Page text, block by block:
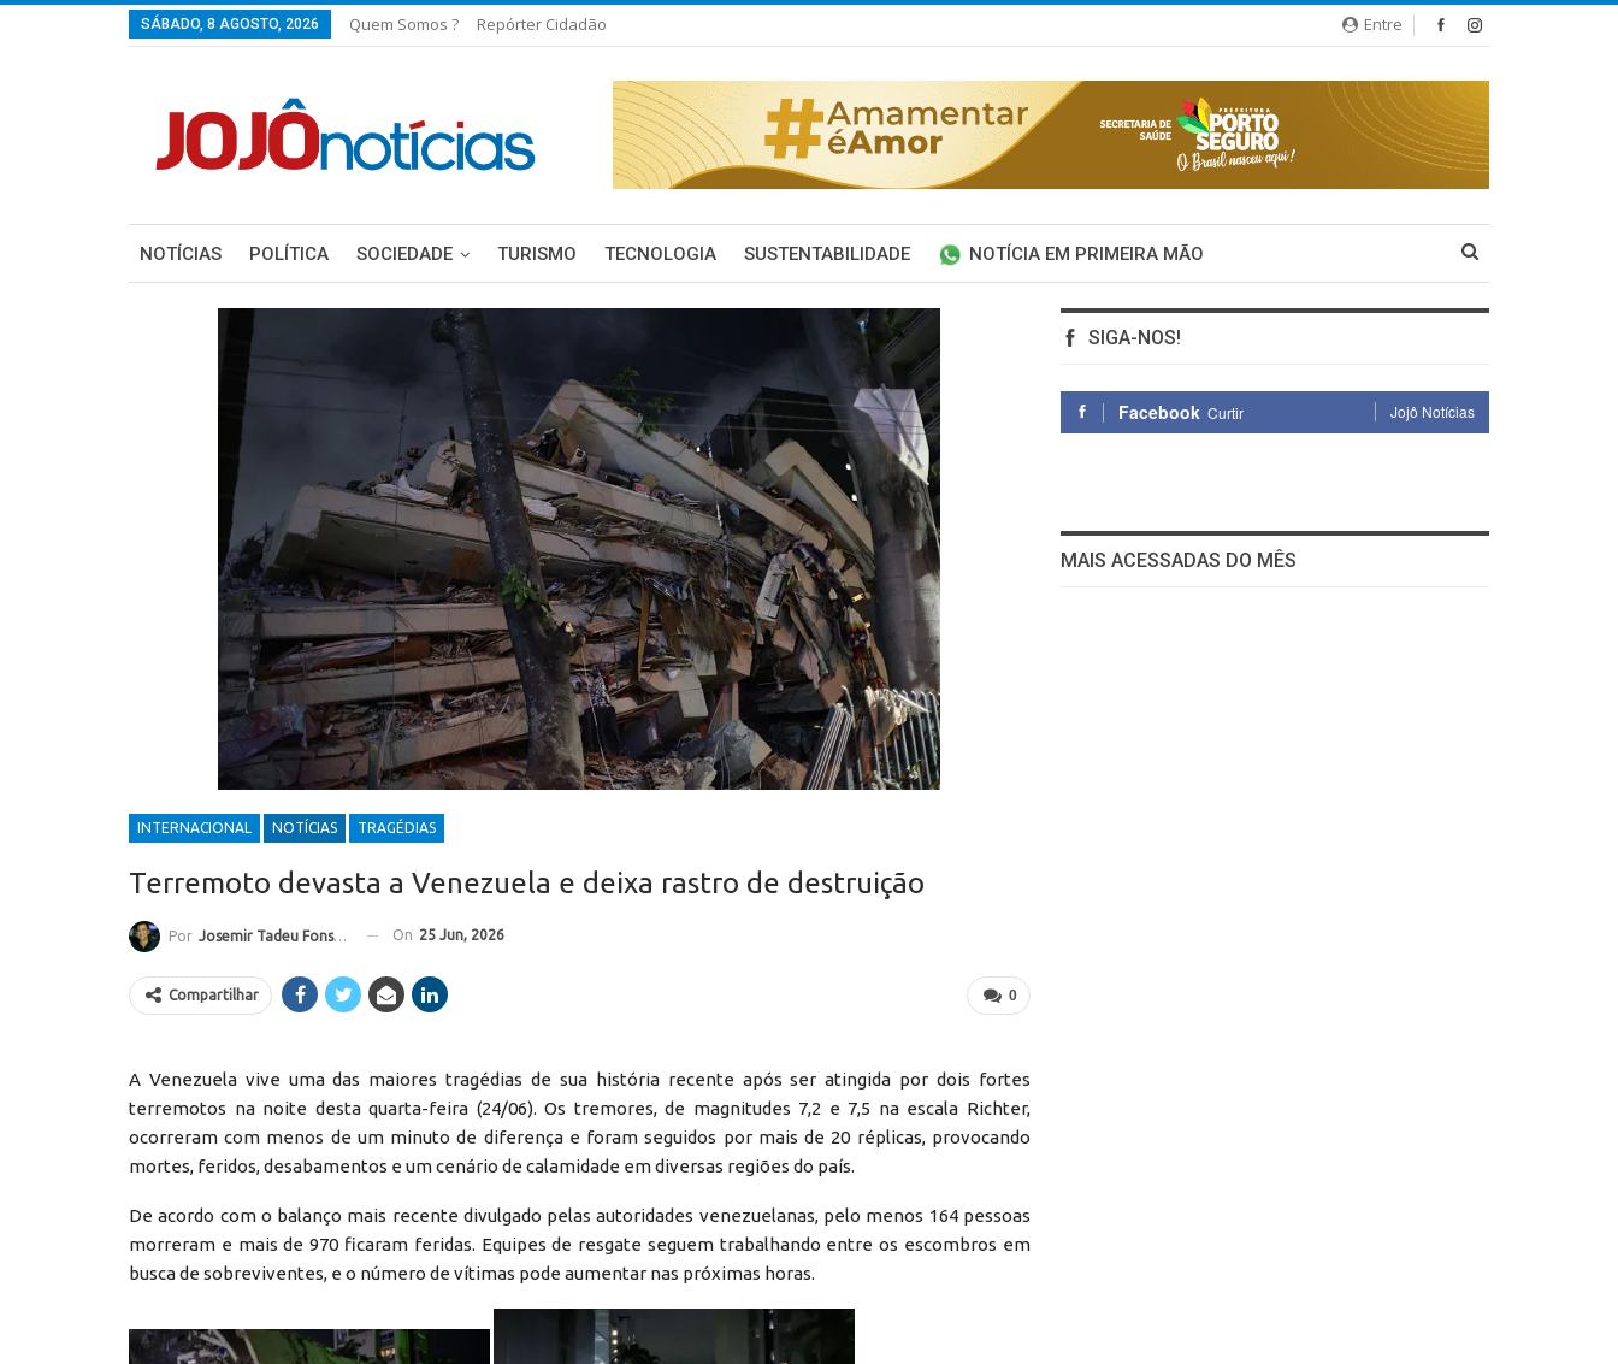
Entre
SÁBADO, 8 AGOSTO, 2026 Quem Somos ? Repórter Cidadão
NOTÍCIAS POLÍTICA SOCIEDADE TURISMO TECNOLOGIA SUSTENTABILIDADE NOTÍCIA EM PRIMEIRA MÃO
INTERNACIONAL NOTÍCIAS TRAGÉDIAS
Terremoto devasta a Venezuela e deixa rastro de destruição
Por Josemir Tadeu Fonseca On 25 Jun, 2026
0
Compartilhar
A Venezuela vive uma das maiores tragédias de sua história recente após ser atingida por dois fortes
terremotos na noite desta quarta-feira (24/06). Os tremores, de magnitudes 7,2 e 7,5 na escala Richter,
ocorreram com menos de um minuto de diferença e foram seguidos por mais de 20 réplicas, provocando
mortes, feridos, desabamentos e um cenário de calamidade em diversas regiões do país.
De acordo com o balanço mais recente divulgado pelas autoridades venezuelanas, pelo menos 164 pessoas
morreram e mais de 970 ficaram feridas. Equipes de resgate seguem trabalhando entre os escombros em
busca de sobreviventes, e o número de vítimas pode aumentar nas próximas horas.
SIGA-NOS!
Facebook Curtir Jojô Notícias
MAIS ACESSADAS DO MÊS